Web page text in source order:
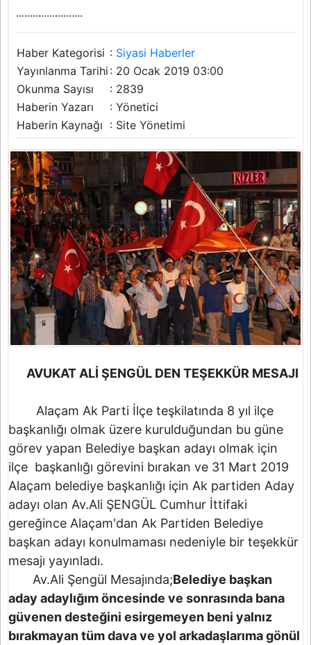
........................
Haber Kategorisi : Siyasi Haberler
Yayınlanma Tarihi : 20 Ocak 2019 03:00
Okunma Sayısı
: 2839
Haberin Yazarı
: Yönetici
Haberin Kaynağı : Site Yönetimi
AVUKAT ALİ ŞENGÜL DEN TEŞEKKÜR MESAJI
Alaçam Ak Parti İlçe teşkilatında 8 yıl ilçe
başkanlığı olmak üzere kurulduğundan bu güne
görev yapan Belediye başkan adayı olmak için
ilçe başkanlığı görevini bırakan ve 31 Mart 2019
Alaçam belediye başkanlığı için Ak partiden Aday
adayı olan Av.Ali ŞENGÜL Cumhur İttifaki
gereğince Alaçam'dan Ak Partiden Belediye
başkan adayı konulmaması nedeniyle bir teşekkür
mesajı yayınladı.
Av.Ali Şengül Mesajında;Belediye başkan
aday adaylığım öncesinde ve sonrasında bana
güvenen desteğini esirgemeyen beni yalnız
bırakmayan tüm dava ve yol arkadaşlarıma gönül